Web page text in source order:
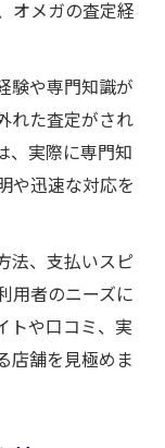
オメガの査定経
験や専門知識が
れた査定がされ
、実際に専門知
や迅速な対応を
法、支払いスピ
用者のニーズに
トや口コミ、実
店舗を見極めま